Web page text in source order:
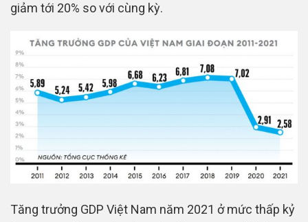
giảm tới 20% so với cùng kỳ.
Tăng trưởng GDP Việt Nam năm 2021 ở mức thấp kỷ